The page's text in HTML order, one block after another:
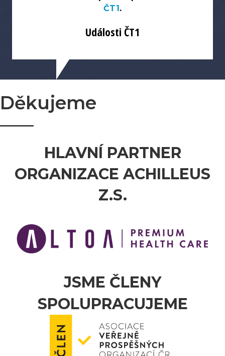
ČT1.
Události ČT1
Děkujeme
HLAVNÍ PARTNER
ORGANIZACE ACHILLEUS
Z.S.
JSME ČLENY
SPOLUPRACUJEME